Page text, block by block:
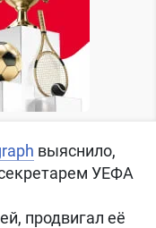
выяснило,
УЕФА
продвигал её